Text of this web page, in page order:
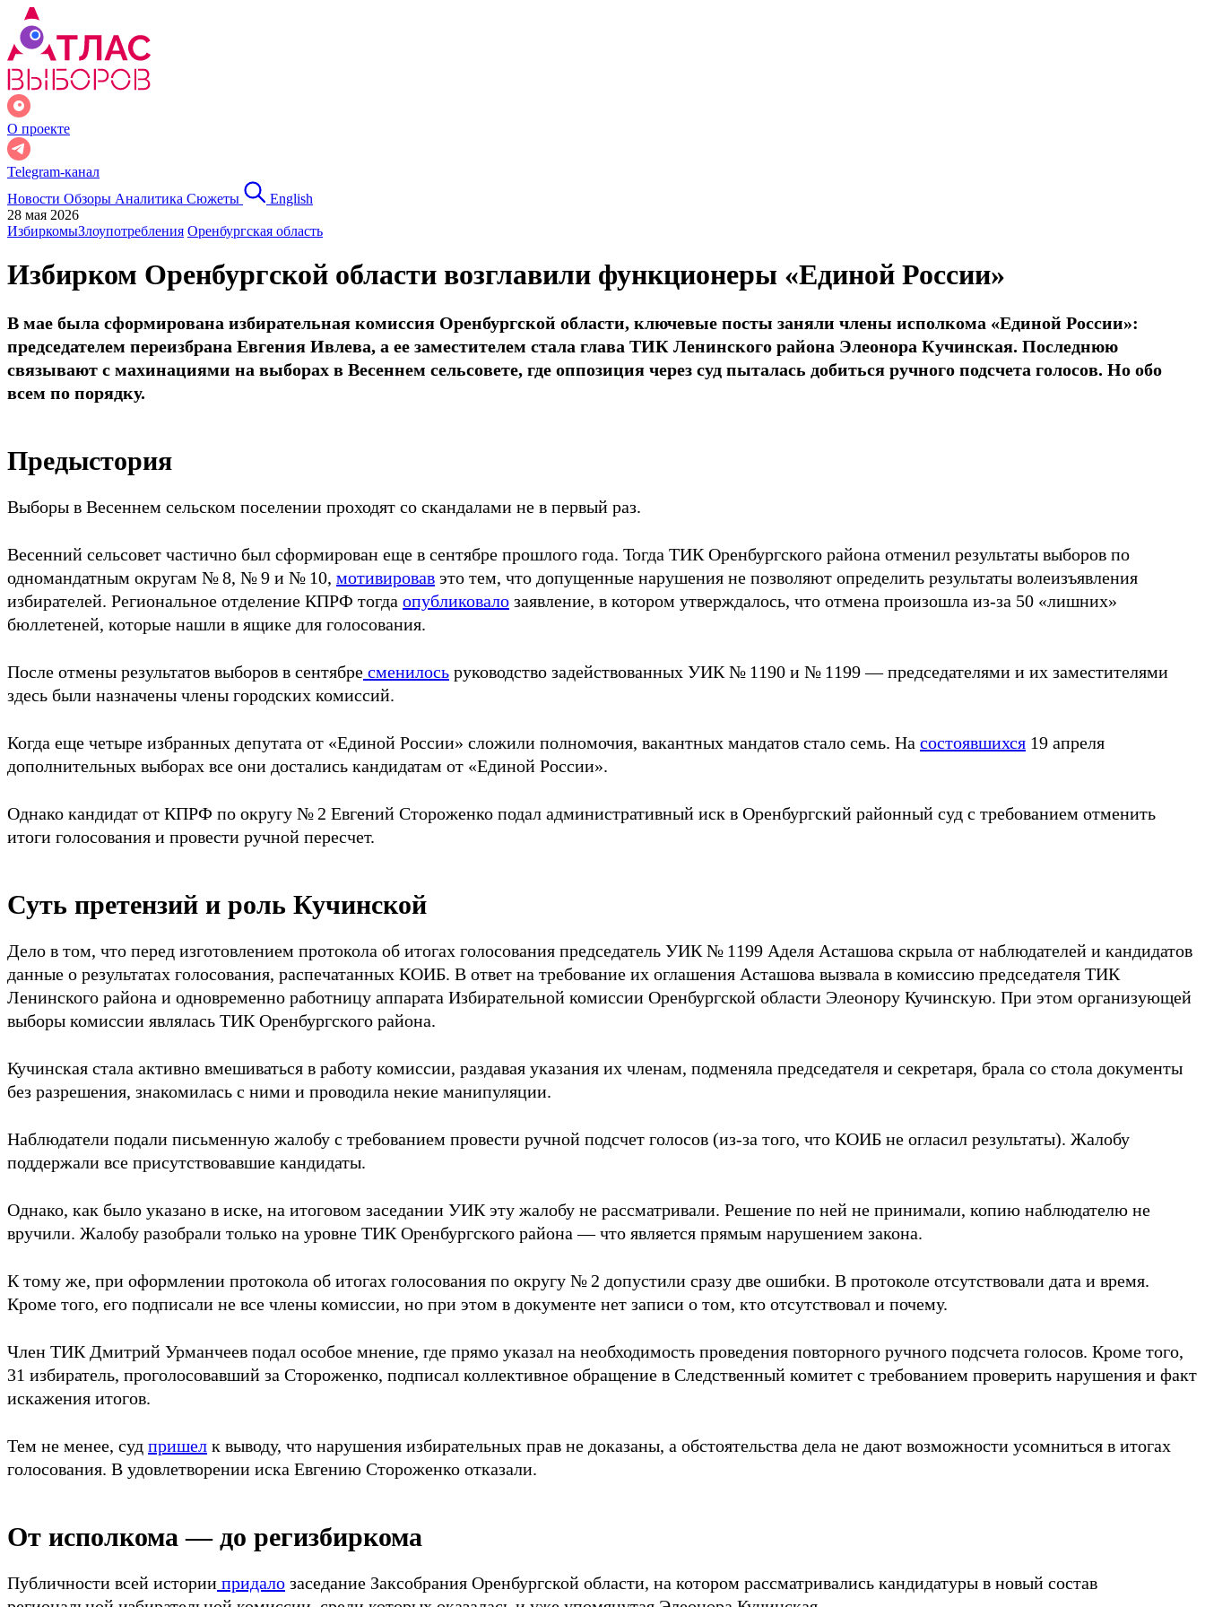
О проекте
Telegram-канал
Новости Обзоры Аналитика Сюжеты
English
28 мая 2026
ИзбиркомыЗлоупотребления Оренбургская область
Избирком Оренбургской области возглавили функционеры «Единой России»
В мае была сформирована избирательная комиссия Оренбургской области, ключевые посты заняли члены исполкома «Единой России»:
председателем переизбрана Евгения Ивлева, а ее заместителем стала глава ТИК Ленинского района Элеонора Кучинская. Последнюю
связывают с махинациями на выборах в Весеннем сельсовете, где оппозиция через суд пыталась добиться ручного подсчета голосов. Но обо
всем по порядку.
Предыстория
Выборы в Весеннем сельском поселении проходят со скандалами не в первый раз.
Весенний сельсовет частично был сформирован еще в сентябре прошлого года. Тогда ТИК Оренбургского района отменил результаты выборов по
одномандатным округам № 8, № 9 и № 10, мотивировав это тем, что допущенные нарушения не позволяют определить результаты волеизъявления
избирателей. Региональное отделение КПРФ тогда опубликовало заявление, в котором утверждалось, что отмена произошла из-за 50 «лишних»
бюллетеней, которые нашли в ящике для голосования.
После отмены результатов выборов в сентябре сменилось руководство задействованных УИК № 1190 и № 1199 — председателями и их заместителями
здесь были назначены члены городских комиссий.
Когда еще четыре избранных депутата от «Единой России» сложили полномочия, вакантных мандатов стало семь. На состоявшихся 19 апреля
дополнительных выборах все они достались кандидатам от «Единой России».
Однако кандидат от КПРФ по округу № 2 Евгений Стороженко подал административный иск в Оренбургский районный суд с требованием отменить
итоги голосования и провести ручной пересчет.
Суть претензий и роль Кучинской
Дело в том, что перед изготовлением протокола об итогах голосования председатель УИК № 1199 Аделя Асташова скрыла от наблюдателей и кандидатов
данные о результатах голосования, распечатанных КОИБ. В ответ на требование их оглашения Асташова вызвала в комиссию председателя ТИК
Ленинского района и одновременно работницу аппарата Избирательной комиссии Оренбургской области Элеонору Кучинскую. При этом организующей
выборы комиссии являлась ТИК Оренбургского района.
Кучинская стала активно вмешиваться в работу комиссии, раздавая указания их членам, подменяла председателя и секретаря, брала со стола документы
без разрешения, знакомилась с ними и проводила некие манипуляции.
Наблюдатели подали письменную жалобу с требованием провести ручной подсчет голосов (из-за того, что КОИБ не огласил результаты). Жалобу
поддержали все присутствовавшие кандидаты.
Однако, как было указано в иске, на итоговом заседании УИК эту жалобу не рассматривали. Решение по ней не принимали, копию наблюдателю не
вручили. Жалобу разобрали только на уровне ТИК Оренбургского района — что является прямым нарушением закона.
К тому же, при оформлении протокола об итогах голосования по округу № 2 допустили сразу две ошибки. В протоколе отсутствовали дата и время.
Кроме того, его подписали не все члены комиссии, но при этом в документе нет записи о том, кто отсутствовал и почему.
Член ТИК Дмитрий Урманчеев подал особое мнение, где прямо указал на необходимость проведения повторного ручного подсчета голосов. Кроме того,
31 избиратель, проголосовавший за Стороженко, подписал коллективное обращение в Следственный комитет с требованием проверить нарушения и факт
искажения итогов.
Тем не менее, суд пришел к выводу, что нарушения избирательных прав не доказаны, а обстоятельства дела не дают возможности усомниться в итогах
голосования. В удовлетворении иска Евгению Стороженко отказали.
От исполкома — до регизбиркома
Публичности всей истории придало заседание Заксобрания Оренбургской области, на котором рассматривались кандидатуры в новый состав